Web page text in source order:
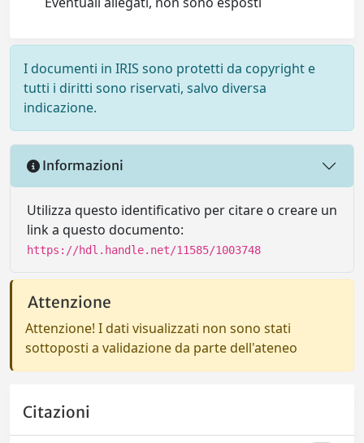
I documenti in IRIS sono protetti da copyright e
tutti i diritti sono riservati, salvo diversa
indicazione.
Informazioni
Utilizza questo identificativo per citare o creare un
link a questo documento:
https://hdl.handle.net/11585/1003748
Attenzione
Attenzione! I dati visualizzati non sono stati
sottoposti a validazione da parte dell'ateneo
Citazioni